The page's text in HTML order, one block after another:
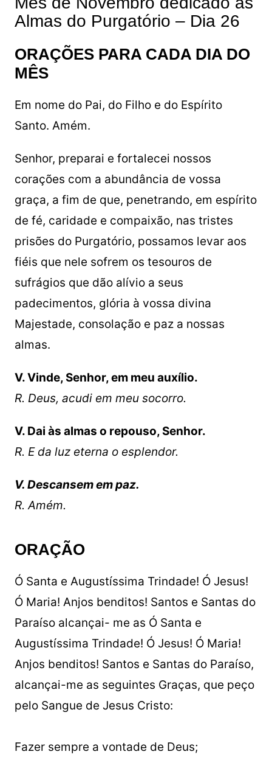
Almas do Purgatório – Dia 26
ORAÇÕES PARA CADA DIA DO
MÊS
Em nome do Pai, do Filho e do Espírito
Santo. Amém.
Senhor, preparai e fortalecei nossos
corações com a abundância de vossa
graça, a fim de que, penetrando, em espírito
de fé, caridade e compaixão, nas tristes
prisões do Purgatório, possamos levar aos
fiéis que nele sofrem os tesouros de
sufrágios que dão alívio a seus
padecimentos, glória à vossa divina
Majestade, consolação e paz a nossas
almas.
V. Vinde, Senhor, em meu auxílio.
R. Deus, acudi em meu socorro.
V. Dai às almas o repouso, Senhor.
R. E da luz eterna o esplendor.
V. Descansem em paz.
R. Amém.
ORAÇÃO
Ó Santa e Augustíssima Trindade! Ó Jesus!
Ó Maria! Anjos benditos! Santos e Santas do
Paraíso alcançai- me as Ó Santa e
Augustíssima Trindade! Ó Jesus! Ó Maria!
Anjos benditos! Santos e Santas do Paraíso,
alcançai-me as seguintes Graças, que peço
pelo Sangue de Jesus Cristo:
Fazer sempre a vontade de Deus;